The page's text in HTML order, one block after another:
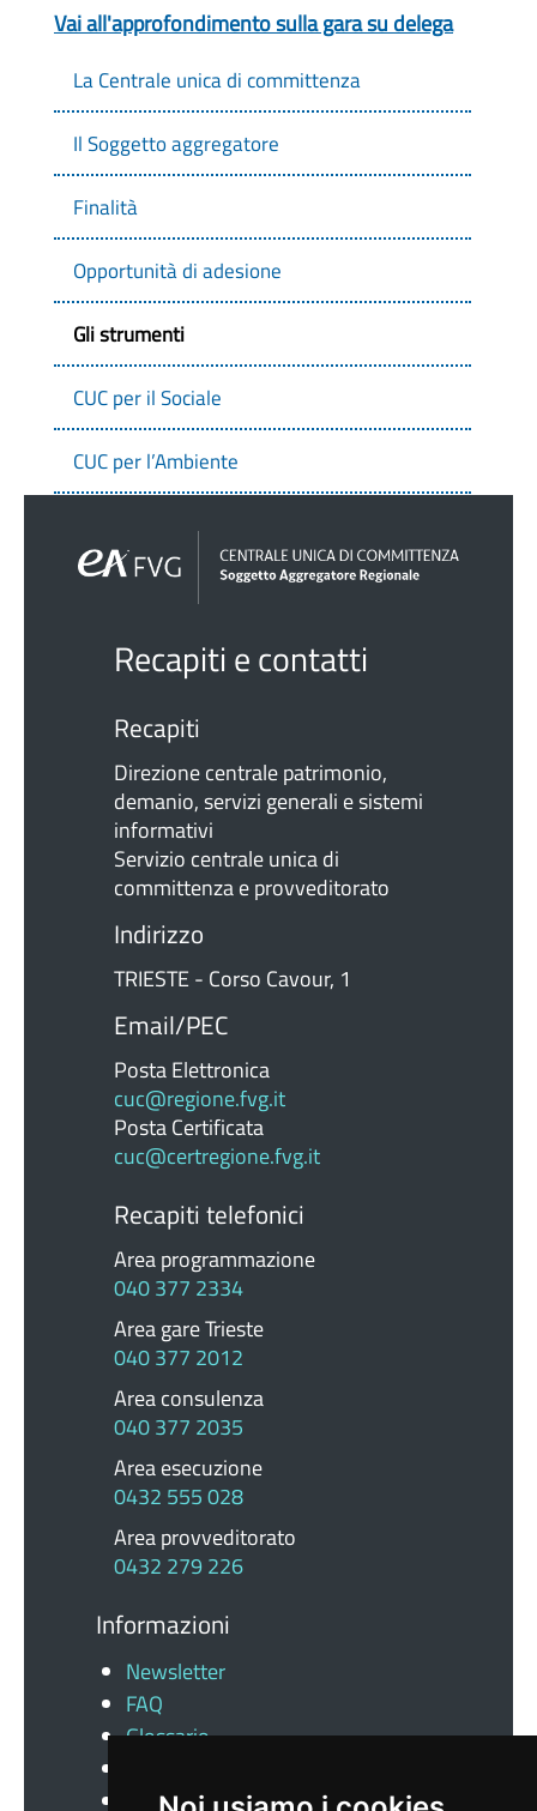
Vai all'approfondimento sulla gara su delega
La Centrale unica di committenza
Il Soggetto aggregatore
Finalità
Opportunità di adesione
Gli strumenti
CUC per il Sociale
CUC per l’Ambiente
Recapiti e contatti
Recapiti
Direzione centrale patrimonio,
demanio, servizi generali e sistemi
informativi
Servizio centrale unica di
committenza e provveditorato
Indirizzo
TRIESTE - Corso Cavour, 1
Email/PEC
Posta Elettronica
cuc@regione.fvg.it
Posta Certificata
cuc@certregione.fvg.it
Recapiti telefonici
Area programmazione
040 377 2334
Area gare Trieste
040 377 2012
Area consulenza
040 377 2035
Area esecuzione
0432 555 028
Area provveditorato
0432 279 226
Informazioni
Newsletter
FAQ
Glossario
News